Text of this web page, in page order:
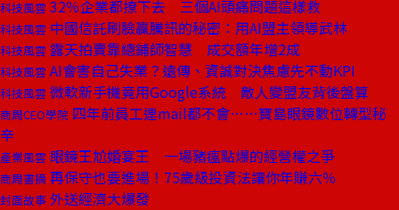
科技風雲 32％企業都撩下去 三個AI頭痛問題這樣救
科技風雲 中國信託刷臉贏騰訊的秘密：用AI盟主領導武林
科技風雲 露天拍賣靠總鋪師智慧 成交額年增2成
科技風雲 AI會害自己失業？遠傳、資誠對決焦慮先不動KPI
科技風雲 微軟新手機竟用Google系統 敵人變盟友背後盤算
商周CEO學院 四年前員工連mail都不會……寶島眼鏡數位轉型秘
辛
產業風雲 眼鏡王尬婚宴王 一場豬瘟點爆的經營權之爭
商周書摘 再保守也要進場！75歲級投資法讓你年賺六％
封面故事 外送經濟大爆發